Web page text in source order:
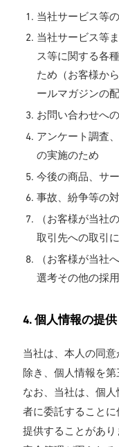
当社サービス等
当社サービス等
ス等に関する各
ため（お客様か
ールマガジンの
お問い合わせへ
アンケート調査
の実施のため
今後の商品、サ
事故、紛争等の
（お客様が当社
取引先への取引
（お客様が当社
選考その他の採
4. 個人情報の提供
当社は、本人の同
除き、個人情報を第
なお、当社は、個
者に委託すること
提供することがあ